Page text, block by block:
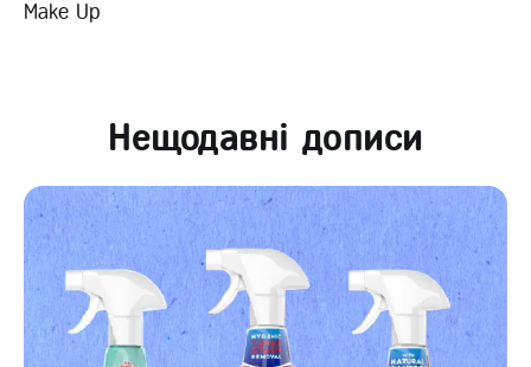
Make Up
Нещодавні дописи